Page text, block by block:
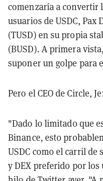
comenzaría a convertir
usuarios de USDC, Pax
(TUSD) en su propia
(BUSD). A primera
suponer un golpe para
Pero el CEO de Circle,
"Dado lo limitado que
Binance, esto
USDC como el carril de
y DEX preferido por